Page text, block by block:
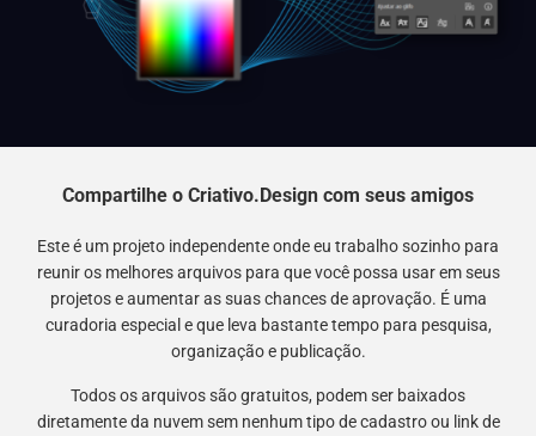
Compartilhe o Criativo.Design com seus amigos
Este é um projeto independente onde eu trabalho sozinho para
reunir os melhores arquivos para que você possa usar em seus
projetos e aumentar as suas chances de aprovação. É uma
curadoria especial e que leva bastante tempo para pesquisa,
organização e publicação.
Todos os arquivos são gratuitos, podem ser baixados
diretamente da nuvem sem nenhum tipo de cadastro ou link de